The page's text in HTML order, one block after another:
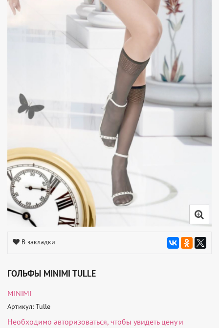
В закладки
ГОЛЬФЫ MINIMI TULLE
MiNiMi
Артикул: Tulle
Необходимо авторизоваться, чтобы увидеть цену и